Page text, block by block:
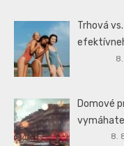
Trhová
Domové
8.